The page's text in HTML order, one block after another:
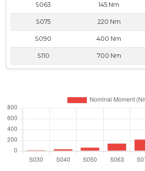
S063 145 Nm
S075 220 Nm
S090 400 Nm
S110 700 Nm